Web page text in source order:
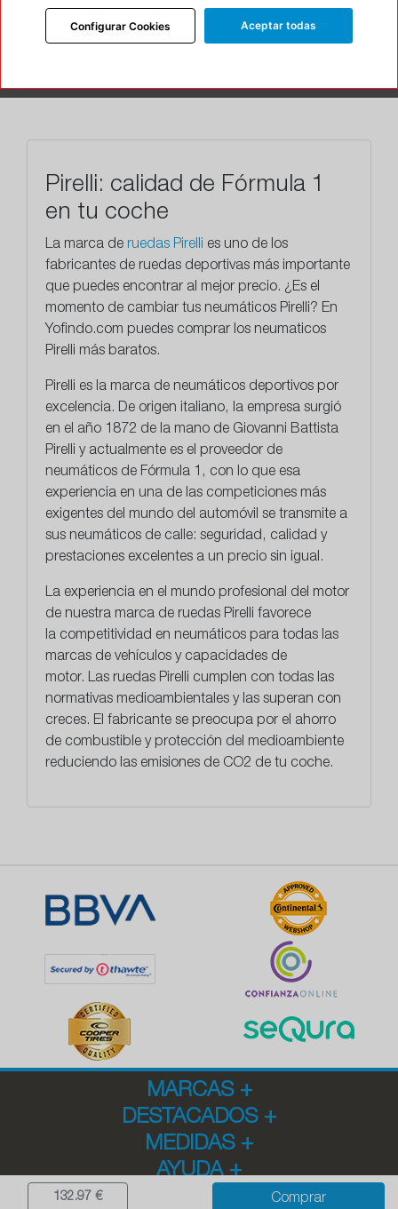
132.97 € Comprar
CARACTERÍSTICAS
Pirelli: calidad de Fórmula 1
en tu coche
La marca de ruedas Pirelli es uno de los
fabricantes de ruedas deportivas más importante
que puedes encontrar al mejor precio. ¿Es el
momento de cambiar tus neumáticos Pirelli? En
Yofindo.com puedes comprar los neumaticos
Pirelli más baratos.
Pirelli es la marca de neumáticos deportivos por
excelencia. De origen italiano, la empresa surgió
en el año 1872 de la mano de Giovanni Battista
Pirelli y actualmente es el proveedor de
neumáticos de Fórmula 1, con lo que esa
experiencia en una de las competiciones más
exigentes del mundo del automóvil se transmite a
sus neumáticos de calle: seguridad, calidad y
prestaciones excelentes a un precio sin igual.
La experiencia en el mundo profesional del motor
de nuestra marca de ruedas Pirelli favorece
la competitividad en neumáticos para todas las
marcas de vehículos y capacidades de
motor. Las ruedas Pirelli cumplen con todas las
normativas medioambientales y las superan con
creces. El fabricante se preocupa por el ahorro
de combustible y protección del medioambiente
reduciendo las emisiones de CO2 de tu coche.
MARCAS +
DESTACADOS +
MEDIDAS +
AYUDA+
Configurar Cookies Aceptar todas